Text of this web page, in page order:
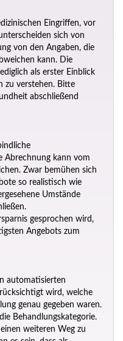
Eingriffen, vor
sich von
von den Angaben, die
kann. Die
als erster Einblick
zu verstehen. Bitte
abschließend
Abrechnung kann vom
Zwar bemühen sich
so realistisch wie
Umstände
gesprochen wird,
Angebots zum
automatisierten
wird, welche
genau gegeben waren.
Behandlungskategorie.
weiteren Weg zu